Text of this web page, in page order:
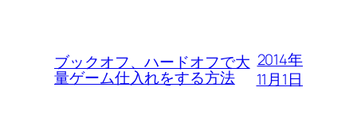
ブックオフ、ハードオフで大
量ゲーム仕入れをする方法
2014年
11月1日